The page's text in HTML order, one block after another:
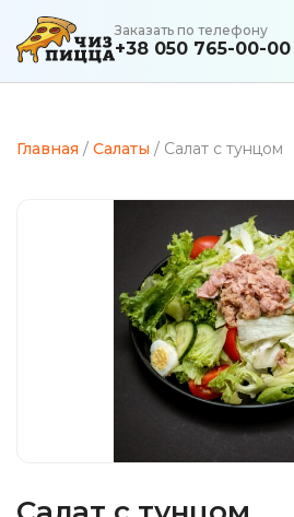
Заказать по телефону
+38 050 765-00-00
Главная / Салаты / Салат с тунцом